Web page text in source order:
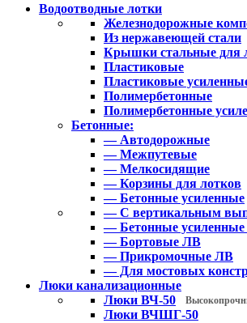
Водоотводные лотки
Железнодорожные
Из нержавеющей стали
Крышки стальные для
Пластиковые
Пластиковые
Полимербетонные
Полимербетонные
Бетонные:
— Автодорожные
— Межпутевые
— Мелкосидящие
— Корзины для лотков
— Бетонные усиленные
— С вертикальным
— Бетонные усиленные
— Бортовые ЛВ
— Прикромочные ЛВ
— Для мостовых
Люки канализационные
Люки ВЧ-50
Люки ВЧШГ-50